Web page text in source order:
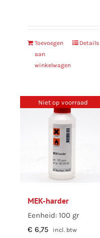
Toevoegen
aan
winkelwagen
Details
Niet op voorraad
MEK-harder
Eenheid: 100 gr
€ 6,75 incl. btw